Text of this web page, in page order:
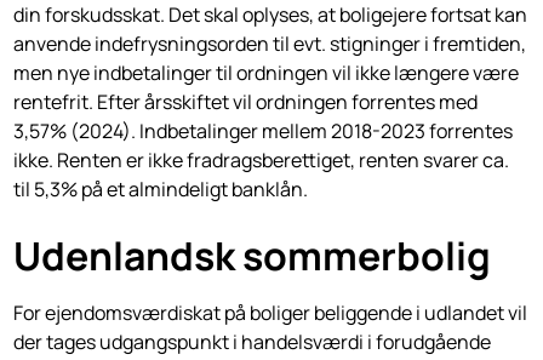
din forskudsskat. Det skal oplyses, at boligejere fortsat kan
anvende indefrysningsorden til evt. stigninger i fremtiden,
men nye indbetalinger til ordningen vil ikke længere være
rentefrit. Efter årsskiftet vil ordningen forrentes med
3,57% (2024). Indbetalinger mellem 2018-2023 forrentes
ikke. Renten er ikke fradragsberettiget, renten svarer ca.
til 5,3% på et almindeligt banklån.
Udenlandsk sommerbolig
For ejendomsværdiskat på boliger beliggende i udlandet vil
der tages udgangspunkt i handelsværdi i forudgående